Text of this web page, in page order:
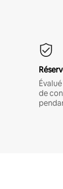
de